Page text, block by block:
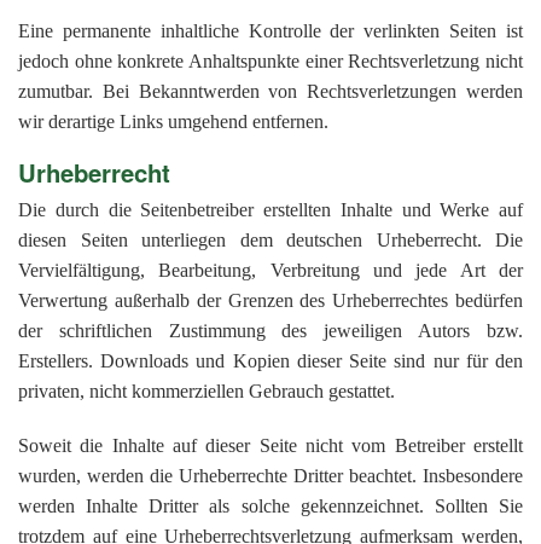
Eine permanente inhaltliche Kontrolle der verlinkten Seiten ist
jedoch ohne konkrete Anhaltspunkte einer Rechtsverletzung nicht
zumutbar. Bei Bekanntwerden von Rechtsverletzungen werden
wir derartige Links umgehend entfernen.
Urheberrecht
Die durch die Seitenbetreiber erstellten Inhalte und Werke auf
diesen Seiten unterliegen dem deutschen Urheberrecht. Die
Vervielfältigung, Bearbeitung, Verbreitung und jede Art der
Verwertung außerhalb der Grenzen des Urheberrechtes bedürfen
der schriftlichen Zustimmung des jeweiligen Autors bzw.
Erstellers. Downloads und Kopien dieser Seite sind nur für den
privaten, nicht kommerziellen Gebrauch gestattet.
Soweit die Inhalte auf dieser Seite nicht vom Betreiber erstellt
wurden, werden die Urheberrechte Dritter beachtet. Insbesondere
werden Inhalte Dritter als solche gekennzeichnet. Sollten Sie
trotzdem auf eine Urheberrechtsverletzung aufmerksam werden,